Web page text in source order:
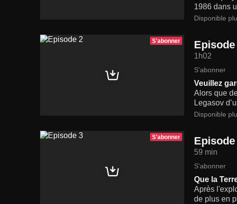
1986 dans
Disponible
S'abonner Episode
1h02
S'abonner
Veuillez
Alors que
Legasov
Disponible
S'abonner Episode
59 min
S'abonner
Que la
Après
de plus en